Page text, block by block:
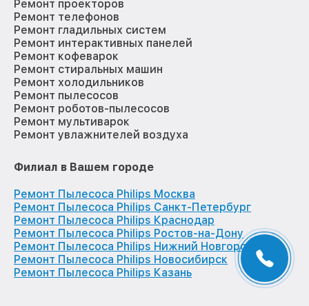
Ремонт проекторов
Ремонт телефонов
Ремонт гладильных систем
Ремонт интерактивных панелей
Ремонт кофеварок
Ремонт стиральных машин
Ремонт холодильников
Ремонт пылесосов
Ремонт роботов-пылесосов
Ремонт мультиварок
Ремонт увлажнителей воздуха
Филиал в Вашем городе
Ремонт Пылесоса Philips Москва
Ремонт Пылесоса Philips Санкт-Петербург
Ремонт Пылесоса Philips Краснодар
Ремонт Пылесоса Philips Ростов-на-Дону
Ремонт Пылесоса Philips Нижний Новгород
Ремонт Пылесоса Philips Новосибирск
Ремонт Пылесоса Philips Казань